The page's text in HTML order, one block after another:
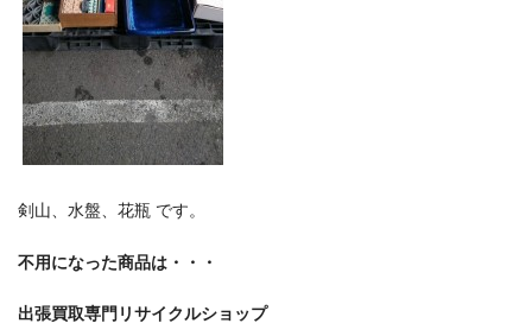
剣山、水盤、花瓶 です。
不用になった商品は・・・
出張買取専門リサイクルショップ